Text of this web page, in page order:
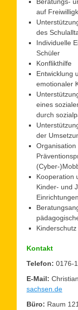
auf
des
Individuelle
Schüler
Konflikthilfe
Entwicklung
emotionaler
eines
durch
der
(Cyber-
Kooperation
Kinder- und
Kinderschutz
Kontakt
Telefon: 0176-
E-Mail:
sachsen.de
Büro: Raum